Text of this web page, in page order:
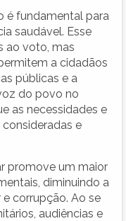
é fundamental para
saudável. Esse
ao voto, mas
a cidadãos
públicas e a
do povo no
as necessidades e
e
promove um maior
diminuindo a
corrupção. Ao se
audiências e